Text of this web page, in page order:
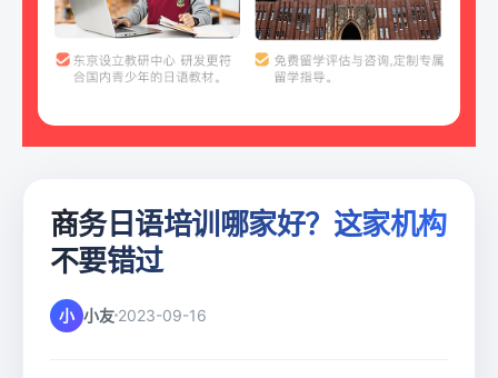
商务日语培训哪家好？这家机构
不要错过
小 小友 2023-09-16